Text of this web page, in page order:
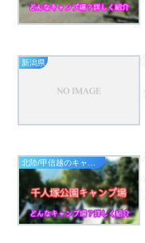
新潟県
北陸/甲信越のキャンプ場